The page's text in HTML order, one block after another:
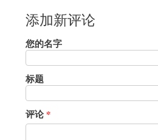
添加新评论
您的名字
标题
评论*